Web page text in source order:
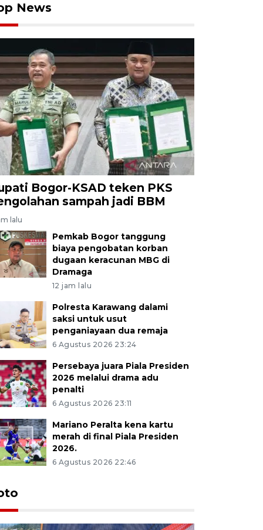
News
Bogor-KSAD teken PKS
sampah jadi BBM
lalu
Pemkab Bogor tanggung
biaya pengobatan korban
dugaan keracunan MBG di
Dramaga
12 jam lalu
Polresta Karawang dalami
saksi untuk usut
penganiayaan dua remaja
6 Agustus 2026 23:24
Persebaya juara Piala Presiden
2026 melalui drama adu
penalti
6 Agustus 2026 23:11
Mariano Peralta kena kartu
merah di final Piala Presiden
2026.
6 Agustus 2026 22:46